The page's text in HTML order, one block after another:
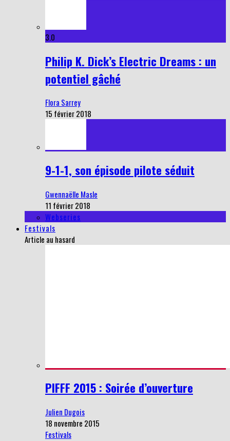
3.0
Philip K. Dick’s Electric Dreams : un
potentiel gâché
Flora Sarrey
15 février 2018
9-1-1, son épisode pilote séduit
Gwennaëlle Masle
11 février 2018
Webseries
Festivals
Article au hasard
PIFFF 2015 : Soirée d’ouverture
Julien Dugois
18 novembre 2015
Festivals